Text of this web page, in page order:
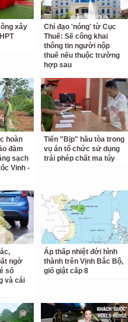
xây
Chỉ đạo 'nóng' từ Cục
Thuế: Sẽ công khai
thông tin người nộp
thuế nếu thuộc trường
hợp sau
hoàn
đảm
sạch
Vinh -
Tiến "Bịp" hầu tòa trong
vụ án tổ chức sử dụng
trái phép chất ma túy
ngờ
số
và cái
Áp thấp nhiệt đới hình
thành trên Vịnh Bắc Bộ,
gió giật cấp 8